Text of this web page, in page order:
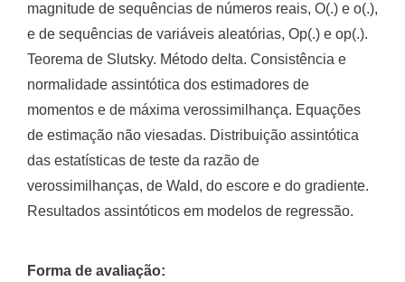
magnitude de sequências de números reais, O(.) e o(.),
e de sequências de variáveis aleatórias, Op(.) e op(.).
Teorema de Slutsky. Método delta. Consistência e
normalidade assintótica dos estimadores de
momentos e de máxima verossimilhança. Equações
de estimação não viesadas. Distribuição assintótica
das estatísticas de teste da razão de
verossimilhanças, de Wald, do escore e do gradiente.
Resultados assintóticos em modelos de regressão.
Forma de avaliação: